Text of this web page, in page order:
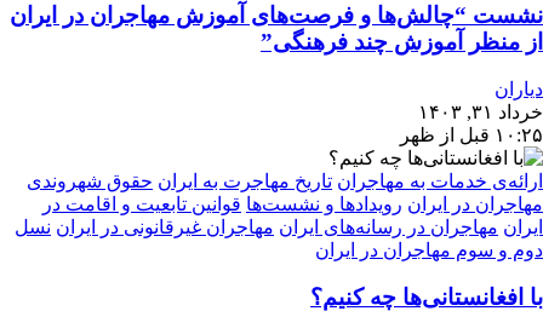
نشست “چالش‌ها و فرصت‌های آموزش مهاجران در ایران
از منظر آموزش چند فرهنگی”
دیاران
خرداد ۳۱, ۱۴۰۳
۱۰:۲۵ قبل از ظهر
ارائه‌ی خدمات به مهاجران تاریخ مهاجرت به ایران حقوق شهروندی
مهاجران در ایران رویدادها و نشست‌ها قوانین تابعیت و اقامت در
ایران مهاجران در رسانه‌های ایران مهاجران غیرقانونی در ایران نسل
دوم و سوم مهاجران در ایران
با افغانستانی‌ها چه کنیم؟